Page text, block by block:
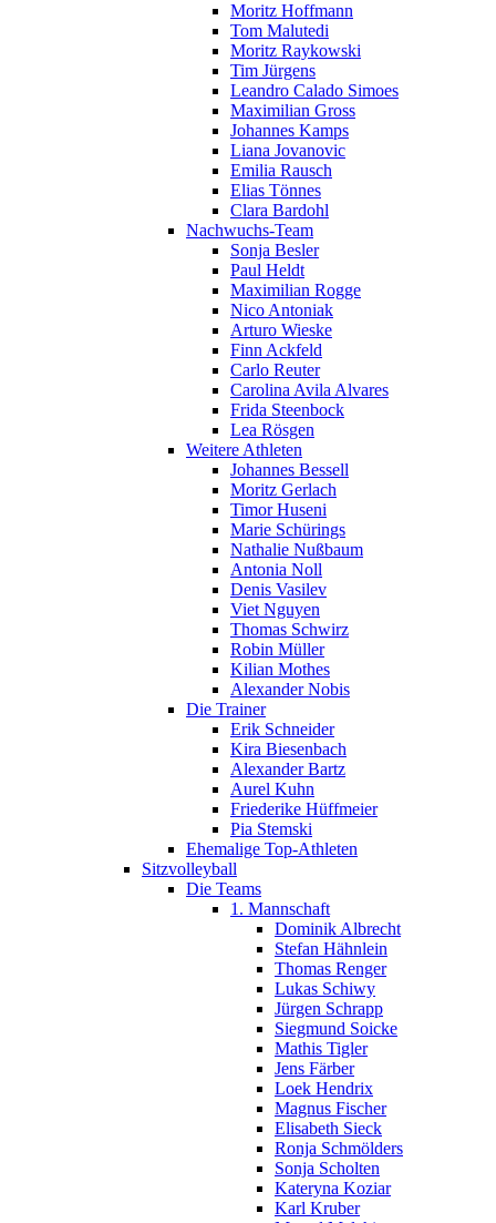
Moritz Hoffmann
Tom Malutedi
Moritz Raykowski
Tim Jürgens
Leandro Calado Simoes
Maximilian Gross
Johannes Kamps
Liana Jovanovic
Emilia Rausch
Elias Tönnes
Clara Bardohl
Nachwuchs-Team
Sonja Besler
Paul Heldt
Maximilian Rogge
Nico Antoniak
Arturo Wieske
Finn Ackfeld
Carlo Reuter
Carolina Avila Alvares
Frida Steenbock
Lea Rösgen
Weitere Athleten
Johannes Bessell
Moritz Gerlach
Timor Huseni
Marie Schürings
Nathalie Nußbaum
Antonia Noll
Denis Vasilev
Viet Nguyen
Thomas Schwirz
Robin Müller
Kilian Mothes
Alexander Nobis
Die Trainer
Erik Schneider
Kira Biesenbach
Alexander Bartz
Aurel Kuhn
Friederike Hüffmeier
Pia Stemski
Ehemalige Top-Athleten
Sitzvolleyball
Die Teams
1. Mannschaft
Dominik Albrecht
Stefan Hähnlein
Thomas Renger
Lukas Schiwy
Jürgen Schrapp
Siegmund Soicke
Mathis Tigler
Jens Färber
Loek Hendrix
Magnus Fischer
Elisabeth Sieck
Ronja Schmölders
Sonja Scholten
Kateryna Koziar
Karl Kruber